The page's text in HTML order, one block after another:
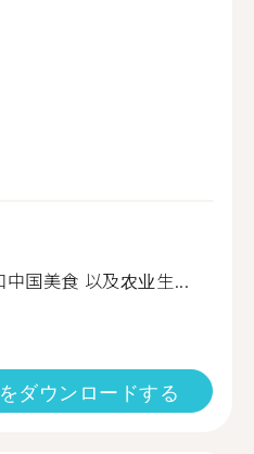
国美食 以及农业生...
ダウンロードする